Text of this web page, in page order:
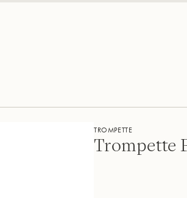
TROMPETTE
Trompette